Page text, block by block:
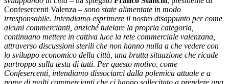
Confesercenti Valenza – sono state alimentate in modo
irresponsabile. Intendiamo esprimere il nostro disappunto per come
alcuni commercianti, anziché tutelare la propria categoria,
continuano mettere in cattiva luce la rete commerciale valenzana,
attraverso discussioni sterili che non hanno nulla a che vedere con
lo sviluppo economico della città, una brutta situazione che ricade
purtroppo sulla testa di tutti. Per questo motivo, come
Confesercenti, intendiamo dissociarci dalla polemica attuale e a
nome di molti commercianti che ci hanno sollecitato a prendere una